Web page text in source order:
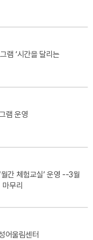
램 ‘시간을 달리는
램 운영
간 체험교실’ 운영 --3월
무리
어울림센터